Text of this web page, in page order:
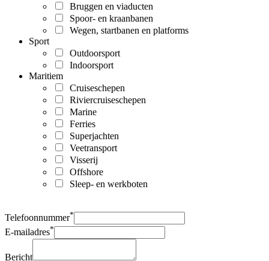
Bruggen en viaducten
Spoor- en kraanbanen
Wegen, startbanen en platforms
Sport
Outdoorsport
Indoorsport
Maritiem
Cruiseschepen
Riviercruiseschepen
Marine
Ferries
Superjachten
Veetransport
Visserij
Offshore
Sleep- en werkboten
Telefoonnummer*
E-mailadres*
Bericht